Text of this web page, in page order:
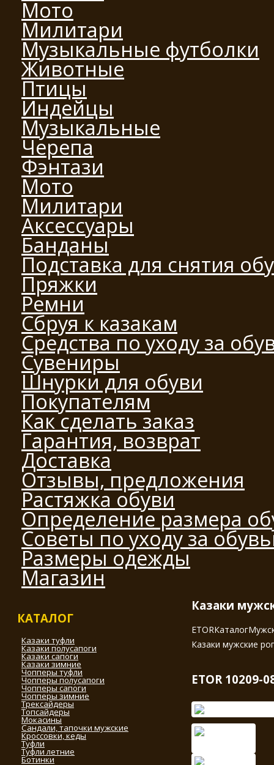
Мото
Милитари
Музыкальные футболки
Животные
Птицы
Индейцы
Музыкальные
Черепа
Фэнтази
Мото
Милитари
Аксессуары
Банданы
Подставка для снятия
Пряжки
Ремни
Сбруя к казакам
Средства по уходу за
Сувениры
Шнурки для обуви
Покупателям
Как сделать заказ
Гарантия, возврат
Доставка
Отзывы, предложения
Растяжка обуви
Определение размера
Советы по уходу за
Размеры одежды
Магазин
КАТАЛОГ
Казаки туфли
Казаки полусапоги
Казаки сапоги
Казаки зимние
Чопперы туфли
Чопперы полусапоги
Чопперы сапоги
Чопперы зимние
Трексайдеры
Топсайдеры
Мокасины
Сандали, тапочки мужские
Кроссовки, кеды
Туфли
Туфли летние
Ботинки
Казаки
ETORКаталог
Казаки мужские
ETOR 10209-